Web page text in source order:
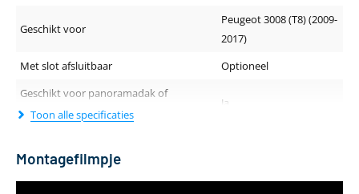
Geschikt voor
Peugeot 3008 (T8) (2009-
2017)
Met slot afsluitbaar
Optioneel
Geschikt voor panoramadak of
schuif-/kanteldak
Ja
Dakdragerprofiel (breedte - hoogte)
Toon alle specificaties
Montagefilmpje